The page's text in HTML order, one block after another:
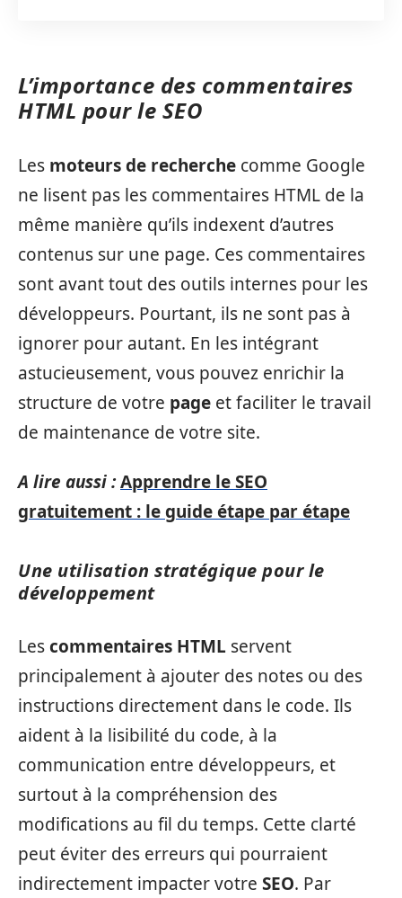
L’importance des commentaires
HTML pour le SEO
Les moteurs de recherche comme Google
ne lisent pas les commentaires HTML de la
même manière qu’ils indexent d’autres
contenus sur une page. Ces commentaires
sont avant tout des outils internes pour les
développeurs. Pourtant, ils ne sont pas à
ignorer pour autant. En les intégrant
astucieusement, vous pouvez enrichir la
structure de votre page et faciliter le travail
de maintenance de votre site.
A lire aussi :Apprendre le SEO
gratuitement : le guide étape par étape
Une utilisation stratégique pour le
développement
Lescommentaires HTML servent
principalement à ajouter des notes ou des
instructions directement dans le code. Ils
aident à la lisibilité du code, à la
communication entre développeurs, et
surtout à la compréhension des
modifications au fil du temps. Cette clarté
peut éviter des erreurs qui pourraient
indirectement impacter votre SEO. Par